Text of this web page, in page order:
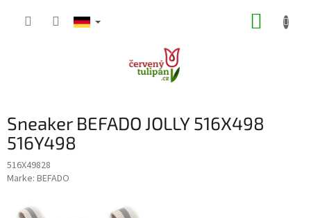
Sneaker BEFADO JOLLY 516X498
516Y498
516X49828
Marke: BEFADO